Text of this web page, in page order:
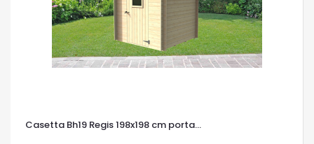
Casetta Bh19 Regis 198x198 cm porta...